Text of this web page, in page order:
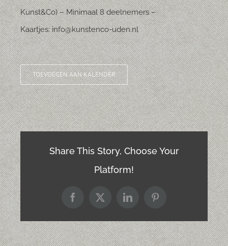
Kunst&Co) – Minimaal 8 deelnemers –
Kaartjes: info@kunstenco-uden.nl
TOEVOEGEN AAN KALENDER
Share This Story, Choose Your
Platform!
Facebook
X LinkedInPinterest